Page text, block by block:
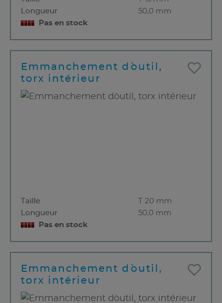
Longueur
50,0 mm
Pas en stock
Emmanchement d`outil,
torx intérieur
Taille
T 20 mm
Longueur
50,0 mm
Pas en stock
Emmanchement d`outil,
torx intérieur